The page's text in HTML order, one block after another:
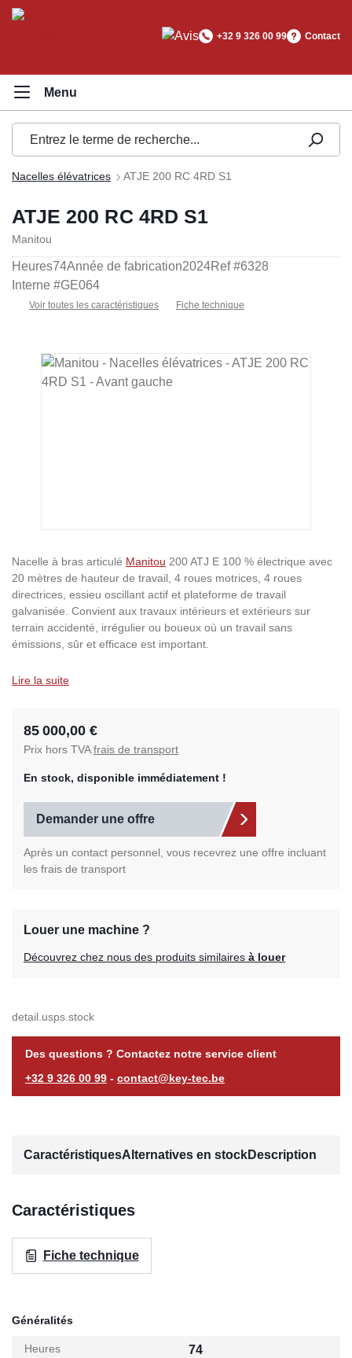
principal
+32 9 326 00 99 Contact
Nacelles élévatrices ATJE 200 RC 4RD S1
ATJE 200 RC 4RD S1
Manitou
Heures74Année de fabrication2024Ref #6328
Interne #GE064
Voir toutes les caractéristiques Fiche technique
Ignorer la galerie d'images
Nacelle à bras articulé Manitou 200 ATJ E 100 % électrique avec
20 mètres de hauteur de travail, 4 roues motrices, 4 roues
directrices, essieu oscillant actif et plateforme de travail
galvanisée. Convient aux travaux intérieurs et extérieurs sur
terrain accidenté, irrégulier ou boueux où un travail sans
émissions, sûr et efficace est important.
Lire la suite
85 000,00 €
Prix hors TVAfrais de transport
En stock, disponible immédiatement !
Demander une offre
Après un contact personnel, vous recevrez une offre incluant
les frais de transport
Louer une machine ?
Découvrez chez nous des produits similaires à louer
detail.usps.stock
Des questions ? Contactez notre service client
+32 9 326 00 99 - contact@key-tec.be
CaractéristiquesAlternatives en stockDescription
Caractéristiques
Fiche technique
Généralités
Heures 74